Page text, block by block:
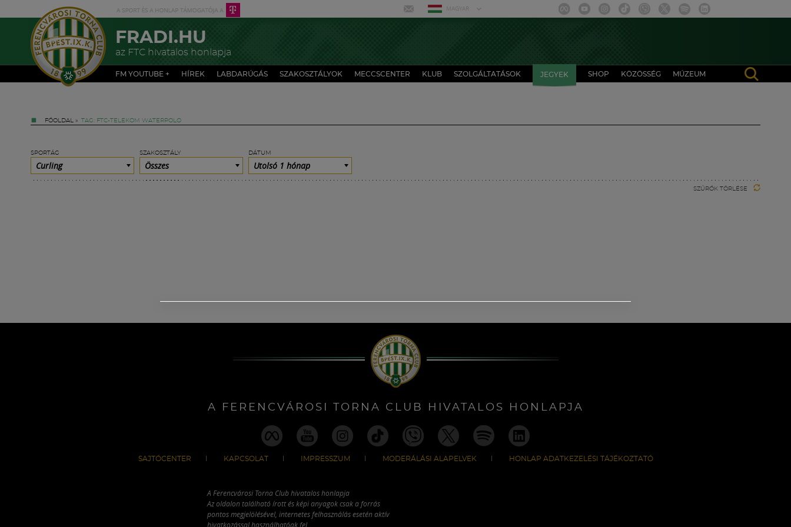
MAGYAR
FRADI.HU
az FTC hivatalos honlapja
FM YOUTUBE + HÍREK LABDARÚGÁS SZAKOSZTÁLYOK MECCSCENTER KLUB SZOLGÁLTATÁSOK JEGYEK SHOP KÖZÖSSÉG MÚZEUM
FŐOLDAL » TAG: FTC-TELEKOM WATERPOLO
SPORTÁG
Curling
SZAKOSZTÁLY
Összes
DÁTUM
Utolsó 1 hónap
SZŰRŐK TÖRLÉSE
A FERENCVÁROSI TORNA CLUB HIVATALOS HONLAPJA
SAJTÓCENTER KAPCSOLAT IMPRESSZUM MODERÁLÁSI ALAPELVEK HONLAP ADATKEZELÉSI TÁJÉKOZTATÓ
A Ferencvárosi Torna Club hivatalos honlapja
Az oldalon található írott és képi anyagok csak a forrás
pontos megjelölésével, internetes felhasználás esetén aktív
hivatkozással használhatóak fel.